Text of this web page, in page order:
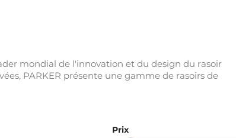
mondial de l'innovation et du design du rasoir
PARKER présente une gamme de rasoirs de
Prix